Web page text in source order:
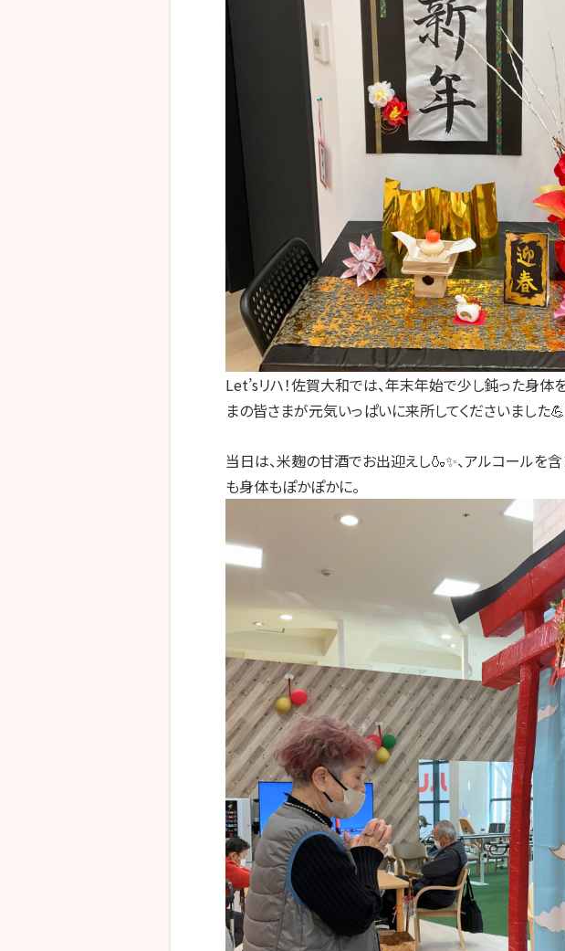
Let’sリハ！佐賀大和では、年末年始で少し鈍った身体
まの皆さまが元気いっぱいに来所してくださいました
当日は、米麹の甘酒でお出迎えし🍶✨、アルコールを
も身体もぽかぽかに。